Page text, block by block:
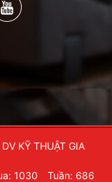
KỸ THUẬT GIA
1030
Tuần: 686